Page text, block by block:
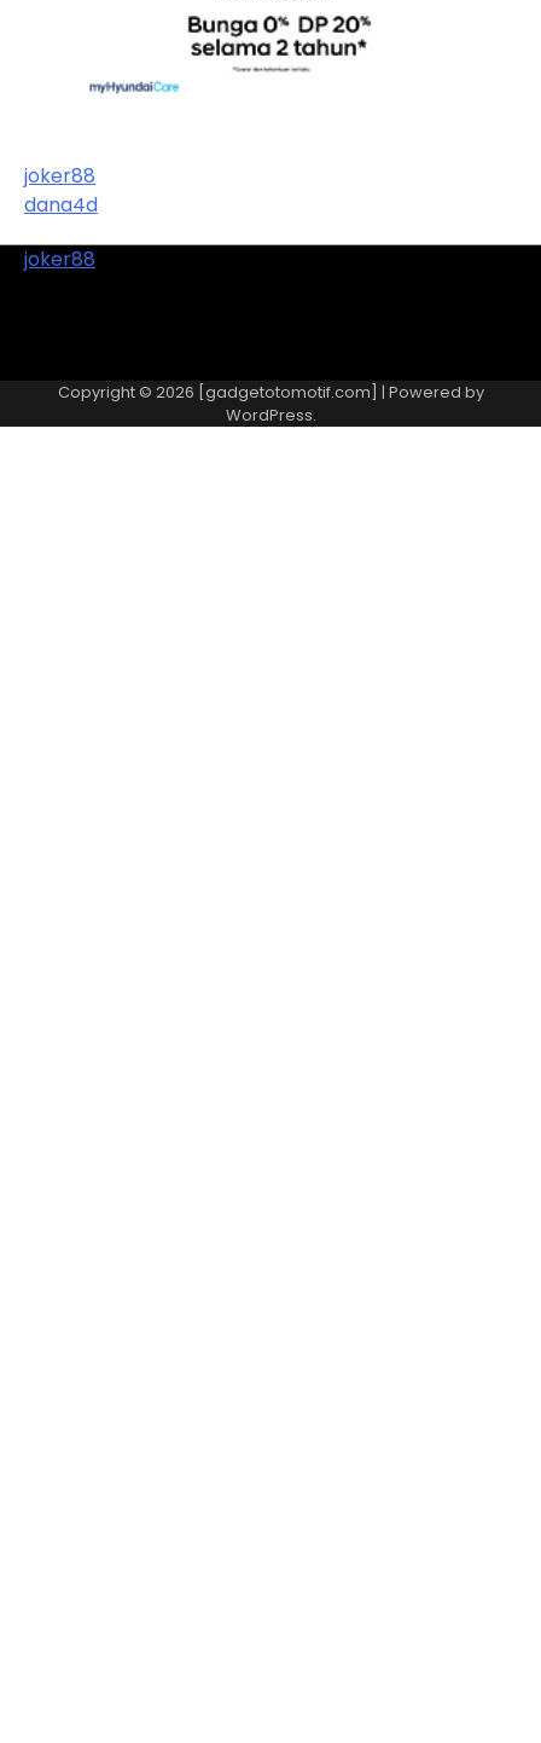
joker88
dana4d
joker88
Copyright © 2026 [gadgetotomotif.com] | Powered by
WordPress.